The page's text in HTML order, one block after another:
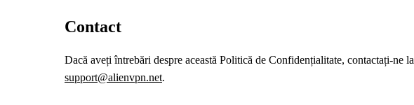
Contact
Dacă aveți întrebări despre această Politică de Confidențialitate, contactați-ne la
support@alienvpn.net.